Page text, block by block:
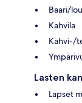
Baari/
Kahvila
Kahvi-/
Lasten
Lapset